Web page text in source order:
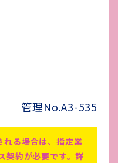
、借主様にてご設置をお
管理No.A3-535
れる場合は、指定業
契約が必要です。詳